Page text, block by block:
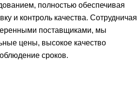
полностью обеспечивая
и контроль качества. Сотрудничая
поставщиками, мы
цены, высокое качество
сроков.